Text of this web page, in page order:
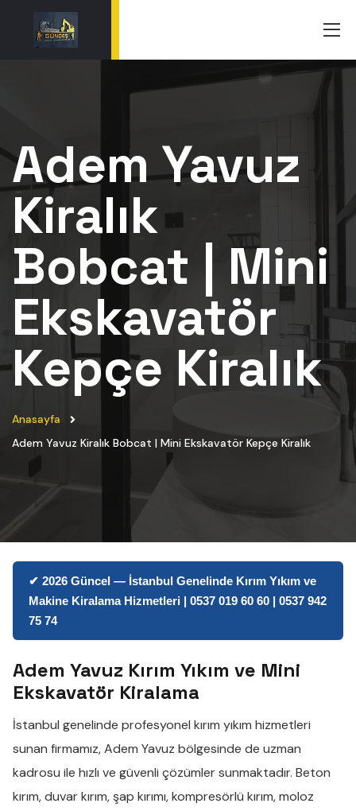
Adem Yavuz
Kiralık
Bobcat | Mini
Ekskavatör
Kepçe Kiralık
Anasayfa
Adem Yavuz Kiralık Bobcat | Mini Ekskavatör Kepçe Kiralık
✔ 2026 Güncel — İstanbul Genelinde Kırım Yıkım ve
Makine Kiralama Hizmetleri | 0537 019 60 60 | 0537 942
75 74
Adem Yavuz Kırım Yıkım ve Mini
Ekskavatör Kiralama
İstanbul genelinde profesyonel kırım yıkım hizmetleri
sunan firmamız,Adem Yavuz bölgesinde de uzman
kadrosu ile hızlı ve güvenli çözümler sunmaktadır. Beton
kırım,duvar kırım,şap kırımı,kompresörlü kırım,moloz